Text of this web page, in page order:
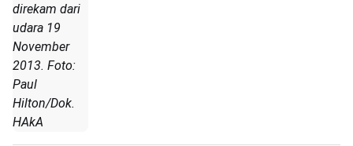
direkam dari
udara 19
November
2013. Foto:
Paul
Hilton/Dok.
HAkA